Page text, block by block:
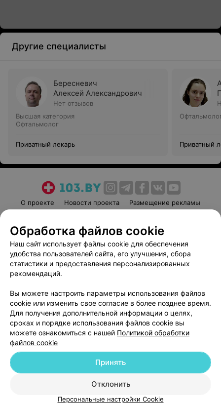
Другие специалисты
Бересневич
Алексей Александрович
Нет отзывов
Высшая категория
Офтальмолог
Приватный лекарь Приватный
О проекте Новости проекта
Размещение рекламы
Пользовательское соглашение
Способы оплаты
Вакансии
Партнеры
Написать руководителю 103.by
Обработка персональных данных
© 2026 ООО «Артокс Лаб», УНП 191700409
| 220012, Республика Беларусь,
Служба поддержки +375 291212755
Обработка файлов cookie
Наш сайт использует файлы cookie для обеспечения
удобства пользователей сайта, его улучшения, сбора
статистики и предоставления персонализированных
рекомендаций.
Вы можете настроить параметры использования файлов
cookie или изменить свое согласие в более позднее время.
Для получения дополнительной информации о целях,
сроках и порядке использования файлов cookie вы
можете ознакомиться с нашей Политикой обработки
файлов cookie
Отклонить
Принять
Персональные настройки Cookie